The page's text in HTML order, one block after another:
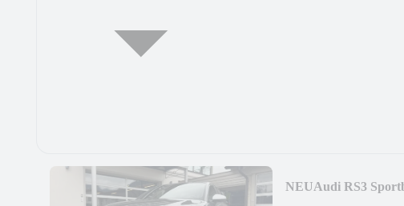
NEUAudi RS3